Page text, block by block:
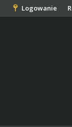
Logowanie